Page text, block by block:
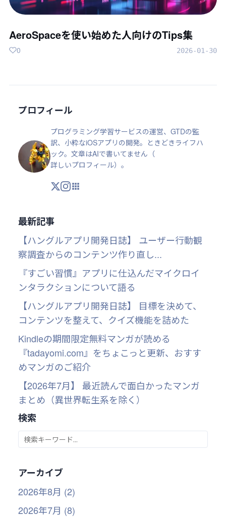
AeroSpaceを使い始めた人向けのTips集
2026-01-30
0
プロフィール
プログラミング学習サービスの運営、GTDの監
訳、小粋なiOSアプリの開発。ときどきライフハ
ック。文章はAIで書いてません（
詳しいプロフィール）。
X Instagram
アプリ・ツール
最新記事
【ハングルアプリ開発日誌】 ユーザー行動観
察調査からのコンテンツ作り直し...
『すごい習慣』アプリに仕込んだマイクロイ
ンタラクションについて語る
【ハングルアプリ開発日誌】 目標を決めて、
コンテンツを整えて、クイズ機能を詰めた
Kindleの期間限定無料マンガが読める
『tadayomi.com』をちょこっと更新、おすす
めマンガのご紹介
【2026年7月】 最近読んで面白かったマンガ
まとめ（異世界転生系を除く）
検索
アーカイブ
2026年8月 (2)
2026年7月 (8)